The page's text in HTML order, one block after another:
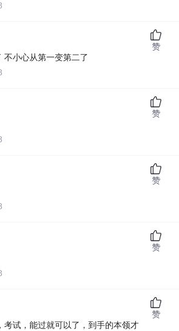
不小心从第一变第二了
赞
赞
赞
赞
考试，能过就可以了，到手的本领才
赞